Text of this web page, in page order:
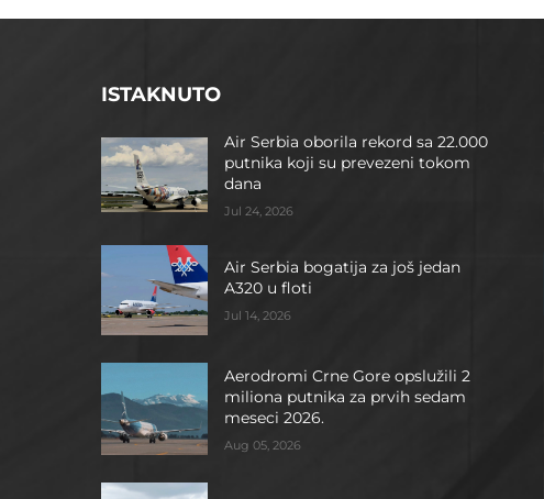
ISTAKNUTO
Air Serbia oborila rekord sa 22.000
putnika koji su prevezeni tokom
dana
Jul 24, 2026
Air Serbia bogatija za još jedan
A320 u floti
Jul 14, 2026
Aerodromi Crne Gore opslužili 2
miliona putnika za prvih sedam
meseci 2026.
Aug 05, 2026